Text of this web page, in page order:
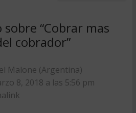
“Cobrar mas
cobrador”
Malone (Argentina)
8, 2018 a las 5:56 pm